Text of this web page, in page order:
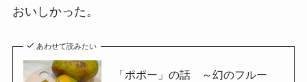
おいしかった。
あわせて読みたい
「ポポー」の話 ～幻のフルー